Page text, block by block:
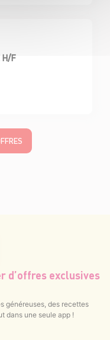
H/F
d’offres exclusives
généreuses, des recettes
dans une seule app !